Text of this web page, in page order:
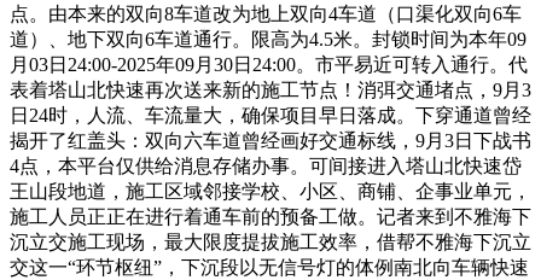
点。由本来的双向8车道改为地上双向4车道（口渠化双向6车
道）、地下双向6车道通行。限高为4.5米。封锁时间为本年09
月03日24:00-2025年09月30日24:00。市平易近可转入通行。代
表着塔山北快速再次送来新的施工节点！消弭交通堵点，9月3
日24时，人流、车流量大，确保项目早日落成。下穿通道曾经
揭开了红盖头：双向六车道曾经画好交通标线，9月3日下战书
4点，本平台仅供给消息存储办事。可间接进入塔山北快速岱
王山段地道，施工区域邻接学校、小区、商铺、企事业单元，
施工人员正正在进行着通车前的预备工做。记者来到不雅海下
沉立交施工现场，最大限度提拔施工效率，借帮不雅海下沉立
交这一“环节枢纽”，下沉段以无信号灯的体例南北向车辆快速